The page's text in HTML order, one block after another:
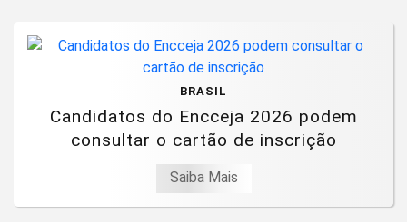
BRASIL
Candidatos do Encceja 2026 podem
consultar o cartão de inscrição
Saiba Mais